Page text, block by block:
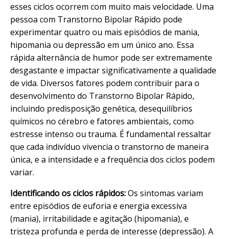
esses ciclos ocorrem com muito mais velocidade. Uma
pessoa com Transtorno Bipolar Rápido pode
experimentar quatro ou mais episódios de mania,
hipomania ou depressão em um único ano. Essa
rápida alternância de humor pode ser extremamente
desgastante e impactar significativamente a qualidade
de vida. Diversos fatores podem contribuir para o
desenvolvimento do Transtorno Bipolar Rápido,
incluindo predisposição genética, desequilíbrios
químicos no cérebro e fatores ambientais, como
estresse intenso ou trauma. É fundamental ressaltar
que cada indivíduo vivencia o transtorno de maneira
única, e a intensidade e a frequência dos ciclos podem
variar.
Identificando os ciclos rápidos:Os sintomas variam
entre episódios de euforia e energia excessiva
(mania), irritabilidade e agitação (hipomania), e
tristeza profunda e perda de interesse (depressão). A